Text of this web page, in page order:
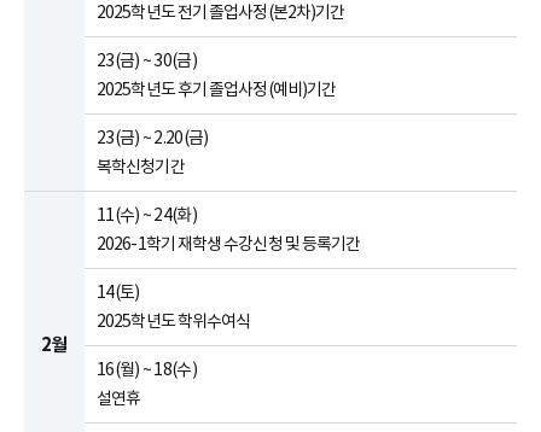
2025학년도 전기 졸업사정(본2차)기간
23(금) ~ 30(금)
2025학년도 후기 졸업사정(예비)기간
23(금) ~ 2.20(금)
복학신청기간
2월
11(수) ~ 24(화)
2026-1학기 재학생 수강신청 및 등록기간
14(토)
2025학년도 학위수여식
16(월) ~ 18(수)
설연휴